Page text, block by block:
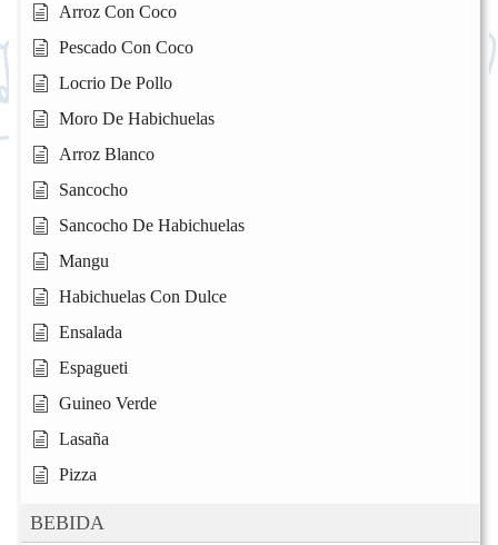
Arroz Con Coco
Pescado Con Coco
Locrio De Pollo
Moro De Habichuelas
Arroz Blanco
Sancocho
Sancocho De Habichuelas
Mangu
Habichuelas Con Dulce
Ensalada
Espagueti
Guineo Verde
Lasaña
Pizza
BEBIDA